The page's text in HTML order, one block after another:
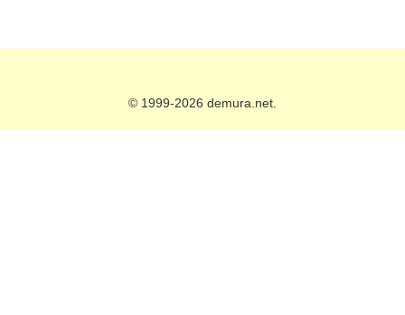
© 1999-2026 demura.net.